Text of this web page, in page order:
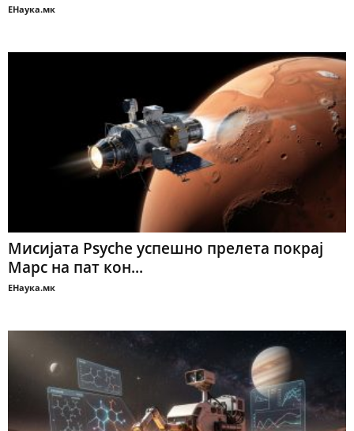
ЕНаука.мк
Мисијата Psyche успешно прелета покрај
Марс на пат кон...
ЕНаука.мк